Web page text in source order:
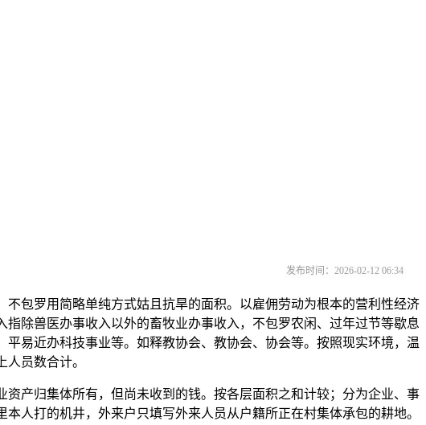
发布时间：2026-02-12 06:34
包罗用简略单纯方式姑且抗旱的面积。以雇佣劳动为根本的营利性经济
除兽医办事收入以外的畜牧业办事收入，不包罗农闲、过年过节等歇息
易近办科技事业等。如释教协会、教协会、协会等。按照现实环境，温
员数合计。
产归集体所有，但尚未收到的钱。按各层面积之和计较；分为企业、事
人打的机井，外来户只填写外来人员从户籍所正在村集体承包的耕地。